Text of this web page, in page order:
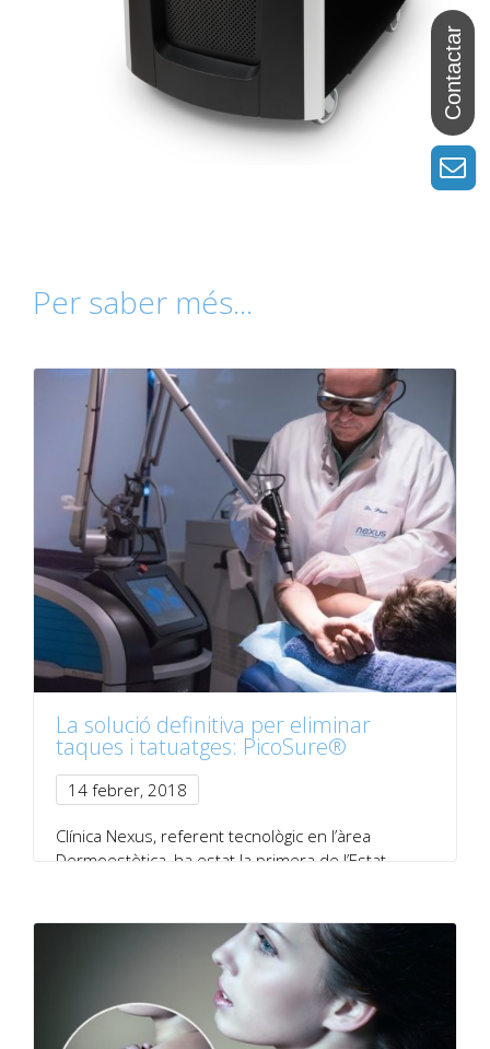
Per saber més...
La solució definitiva per eliminar
taques i tatuatges: PicoSure®
14 febrer, 2018
Clínica Nexus, referent tecnològic en l’àrea
Dermoestètica, ha estat la primera de l’Estat